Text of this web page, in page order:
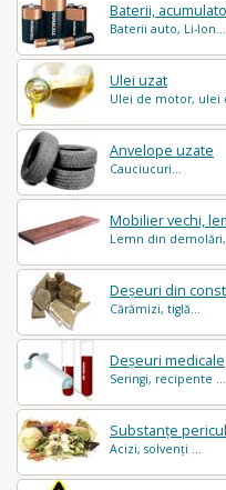
Baterii,
Baterii auto, Li-Ion...
Ulei uzat
Ulei de motor, ulei
Anvelope uzate
Cauciucuri...
Mobilier vechi,
Lemn din
Deșeuri din
Cărămizi, tiglă...
Deșeuri medicale
Seringi, recipente ...
Substanțe
Acizi, solvenți ...